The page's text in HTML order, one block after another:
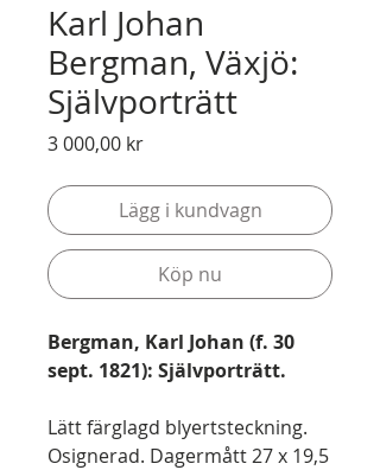
Karl Johan
Bergman, Växjö:
Självporträtt
3 000,00 krPris
Lägg i kundvagn
Köp nu
Bergman, Karl Johan (f. 30
sept. 1821): Självporträtt.
Lätt färglagd blyertsteckning.
Osignerad. Dagermått 27 x 19,5